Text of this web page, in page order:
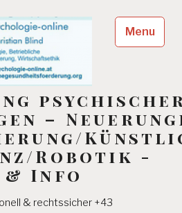
–
Robotik -
& Info
& rechtssicher +43
Menu